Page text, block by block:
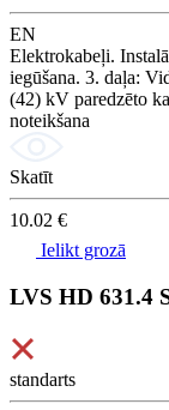
EN
Elektrokabeļi.
iegūšana. 3. daļa:
(42) kV paredzēto
noteikšana
Skatīt
10.02 €
Ielikt grozā
LVS HD 631.4
standarts